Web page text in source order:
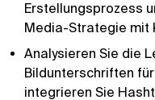
Erstellungsprozess
Media-Strategie mit
Analysieren Sie die
Bildunterschriften
integrieren Sie